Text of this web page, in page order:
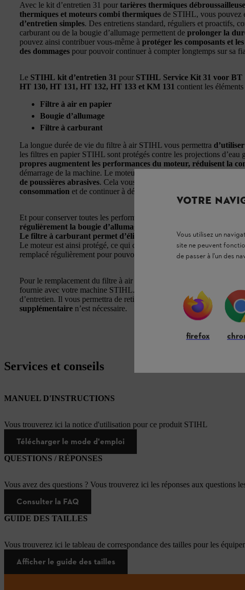
Avec le kit d’entretien 31 pour tarières thermiques
thermiques et moteurs combi thermiques de STIHL, vous pouvez
d’entretien simples. Des entretiens standard, réguliers et proactifs,
carburant ou de la bougie d’allumage permettent de prolonger la
pouvez ainsi contribuer vous-même à protéger les composants et
des dommages pour pouvoir continuer à compter longtemps sur sa
Le STIHL kit d’entretien 31 pour STIHL Service Kit 31 voor BT
HT 130, HT 131, HT 132, HT 133 et KM 131 contient les
Filtre à air en papier
Bougie d’allumage
Filtre à carburant
La longue durée de vie du filtre à air STIHL vous permettra
les filtres en papier STIHL sont protégés contre les projections d’eau
propres augmentent les performances du moteur, réduisent la
démarrage de la machine. Le moteur de votre machine est ainsi
de poussières abrasives. Cela vous permettra de
consommation et de continuer à démarrer votre machine aussi
Et pour conserver toutes les performances de votre machine, il est
régulièrement la bougie d’allumage
Le filtre à carburant permet d’éliminer les particules étrangères
Le moteur est ainsi protégé, ce qui contribue à prolonger sa durée
remplacé régulièrement pour pouvoir continuer à fonctionner
Pour le remplacement du filtre à air et de la bougie d’allumage, il est
fournie avec votre machine STIHL. Un crochet en carton est
d’entretien. Il vous permettra de retirer et de remplacer facilement le
supplémentaire n’est nécessaire.
Services et conseils
MANUEL D'INSTRUCTIONS
Vous trouverez ici la notice d'utilisation pour ce produit STIHL
Télécharger le mode d'emploi
QUESTIONS / RÉPONSES
Vous avez des questions ? Vous trouverez ici les réponses aux questions
Consulter la FAQ
GUIDE DES TAILLES
Vous trouverez ici le tableau de correspondance des tailles pour les
Afficher le guide des tailles
VOTRE
Vous utilisez un
site ne peuvent
de passer à l'un des
firefox